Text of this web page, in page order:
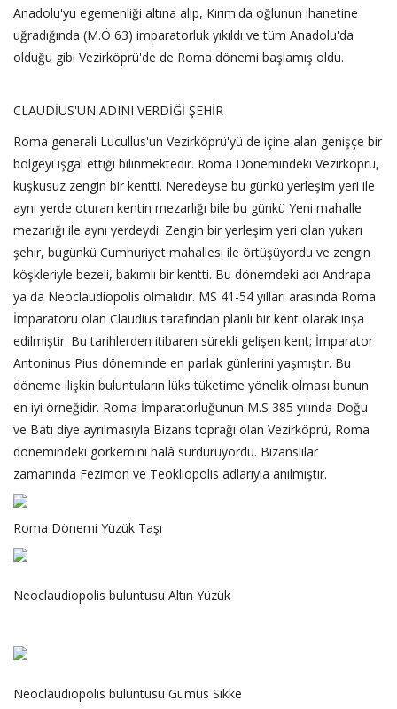
Anadolu'yu egemenliği altına alıp, Kırım'da oğlunun ihanetine
uğradığında (M.Ö 63) imparatorluk yıkıldı ve tüm Anadolu'da
olduğu gibi Vezirköprü'de de Roma dönemi başlamış oldu.
CLAUDİUS'UN ADINI VERDİĞİ ŞEHİR
Roma generali Lucullus'un Vezirköprü'yü de içine alan genişçe bir
bölgeyi işgal ettiği bilinmektedir. Roma Dönemindeki Vezirköprü,
kuşkusuz zengin bir kentti. Neredeyse bu günkü yerleşim yeri ile
aynı yerde oturan kentin mezarlığı bile bu günkü Yeni mahalle
mezarlığı ile aynı yerdeydi. Zengin bir yerleşim yeri olan yukarı
şehir, bugünkü Cumhuriyet mahallesi ile örtüşüyordu ve zengin
köşkleriyle bezeli, bakımlı bir kentti. Bu dönemdeki adı Andrapa
ya da Neoclaudiopolis olmalıdır. MS 41-54 yılları arasında Roma
İmparatoru olan Claudius tarafından planlı bir kent olarak inşa
edilmiştir. Bu tarihlerden itibaren sürekli gelişen kent; İmparator
Antoninus Pius döneminde en parlak günlerini yaşmıştır. Bu
döneme ilişkin buluntuların lüks tüketime yönelik olması bunun
en iyi örneğidir. Roma İmparatorluğunun M.S 385 yılında Doğu
ve Batı diye ayrılmasıyla Bizans toprağı olan Vezirköprü, Roma
dönemindeki görkemini halâ sürdürüyordu. Bizanslılar
zamanında Fezimon ve Teokliopolis adlarıyla anılmıştır.
Roma Dönemi Yüzük Taşı
Neoclaudiopolis buluntusu Altın Yüzük
Neoclaudiopolis buluntusu Gümüs Sikke